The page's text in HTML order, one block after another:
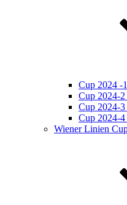
Cup 2024 -
Cup 2024-
Cup 2024-3
Cup 2024-
Wiener Linien